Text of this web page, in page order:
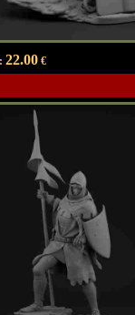
22.00€